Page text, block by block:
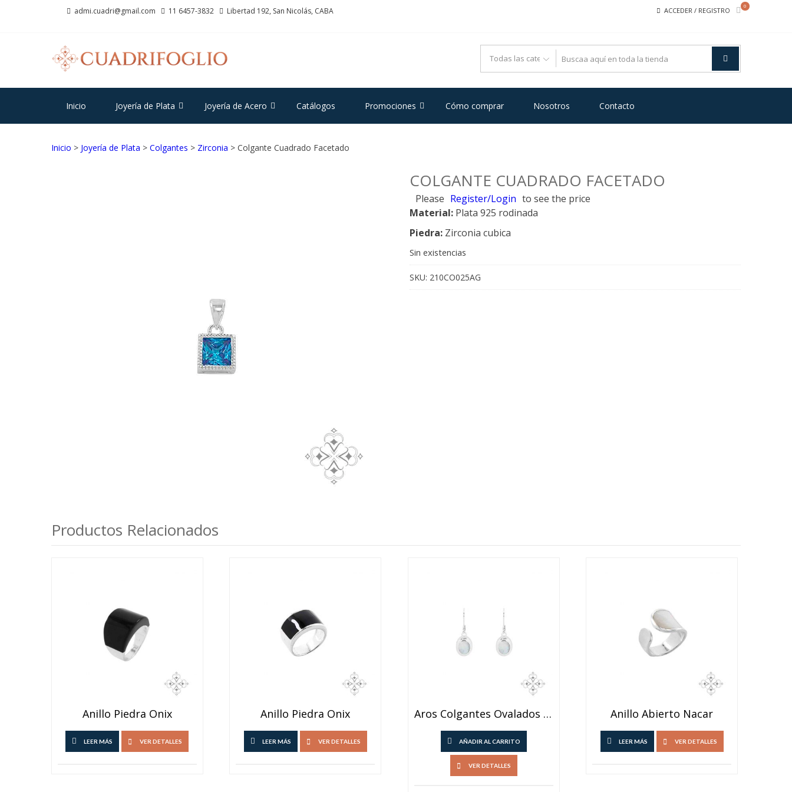
admi.cuadri@gmail.com 11 6457-3832 Libertad 192, San Nicolás, CABA ACCEDER / REGISTRO
0
Inicio Joyería de Plata Joyería de Acero Catálogos Promociones Cómo comprar Nosotros Contacto
Inicio > Joyería de Plata > Colgantes > Zirconia > Colgante Cuadrado Facetado
COLGANTE CUADRADO FACETADO
Please Register/Login to see the price
Material: Plata 925 rodinada
Piedra: Zirconia cubica
Sin existencias
SKU: 210CO025AG
Productos Relacionados
Anillo Piedra Onix
LEER MÁS VER DETALLES
Anillo Piedra Onix
LEER MÁS VER DETALLES
Aros Colgantes Ovalados Nacar
AÑADIR AL CARRITO
VER DETALLES
Anillo Abierto Nacar
LEER MÁS VER DETALLES